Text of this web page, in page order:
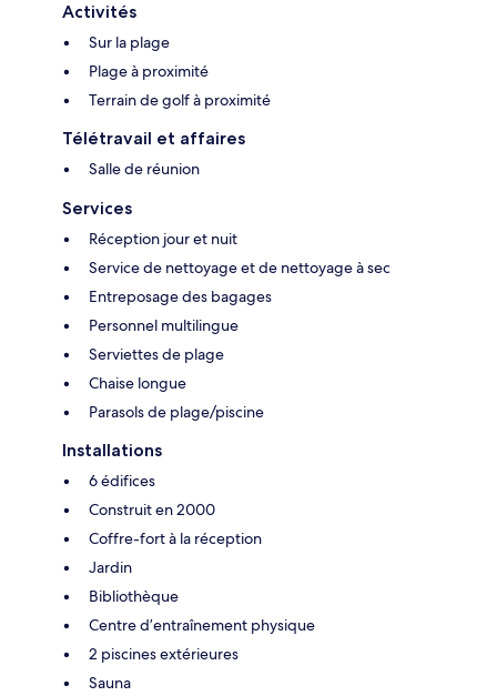
Activités
Sur la plage
Plage à proximité
Terrain de golf à proximité
Télétravail et affaires
Salle de réunion
Services
Réception jour et nuit
Service de nettoyage et de nettoyage à sec
Entreposage des bagages
Personnel multilingue
Serviettes de plage
Chaise longue
Parasols de plage/piscine
Installations
6 édifices
Construit en 2000
Coffre-fort à la réception
Jardin
Bibliothèque
Centre d’entraînement physique
2 piscines extérieures
Sauna